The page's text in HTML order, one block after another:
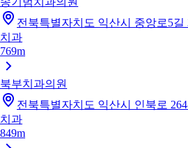
전북특별자치도 익산시 중앙로5길
치과
769m
북부치과의원
전북특별자치도 익산시 인북로
치과
849m